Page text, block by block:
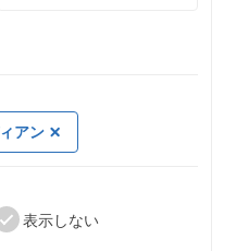
アン
表示しない